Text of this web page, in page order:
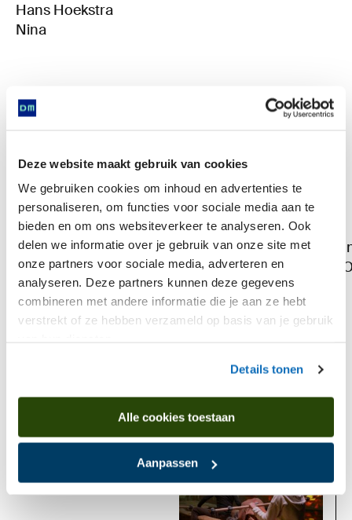
Deze website maakt gebruik van cookies
We gebruiken cookies om inhoud en advertenties te
personaliseren, om functies voor sociale media aan te
bieden en om ons websiteverkeer te analyseren. Ook
delen we informatie over je gebruik van onze site met
onze partners voor sociale media, adverteren en
analyseren. Deze partners kunnen deze gegevens
combineren met andere informatie die je aan ze hebt
verstrekt of ze hebben verzameld op basis van je gebruik
Details tonen
Alle cookies toestaan
Aanpassen
Hans Hoekstra
Nina
Now